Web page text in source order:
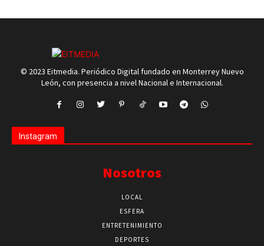
© 2023 Eitmedia. Periódico Digital fundado en Monterrey Nuevo
León, con presencia a nivel Nacional e Internacional.
Instagram
Nosotros
LOCAL
ESFERA
ENTRETENIMIENTO
DEPORTES